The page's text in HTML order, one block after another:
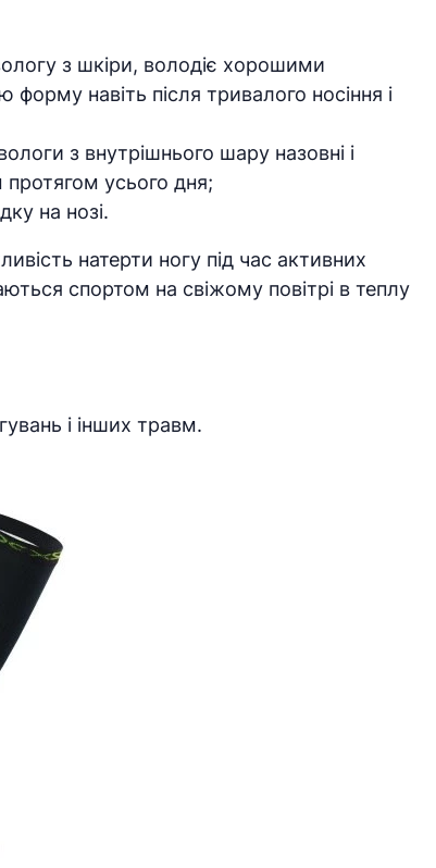
з шкіри, володіє хорошими
навіть після тривалого носіння і
з внутрішнього шару назовні і
усього дня;
на нозі.
натерти ногу під час активних
спортом на свіжому повітрі в теплу
і інших травм.